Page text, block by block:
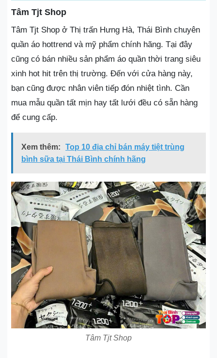
Tâm Tjt Shop
Tâm Tjt Shop ở Thị trấn Hưng Hà, Thái Bình chuyên
quần áo hottrend và mỹ phẩm chính hãng. Tại đây
cũng có bán nhiều sản phẩm áo quần thời trang siêu
xinh hot hit trên thị trường. Đến với cửa hàng này,
bạn cũng được nhân viên tiếp đón nhiệt tình. Cần
mua mẫu quần tất mịn hay tất lưới đều có sẵn hàng
để cung cấp.
Xem thêm:
Top 10 địa chỉ bán máy tiệt trùng
bình sữa tại Thái Bình chính hãng
Tâm Tjt Shop